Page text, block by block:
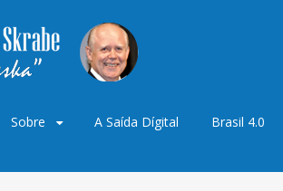
Sobre A Saída Dígital Brasil 4.0